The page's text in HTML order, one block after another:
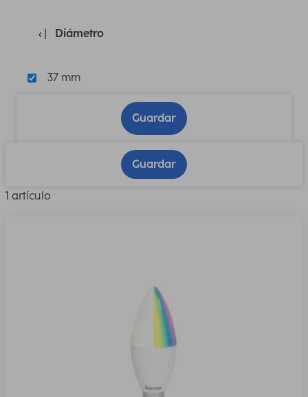
Diámetro
37 mm
Guardar
Guardar
1 artículo